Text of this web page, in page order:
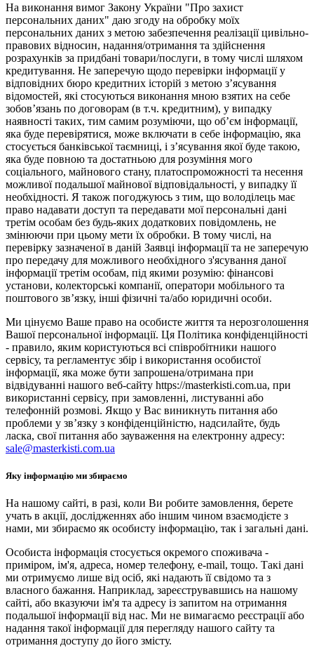
На виконання вимог Закону України "Про захист
персональних даних" даю згоду на обробку моїх
персональних даних з метою забезпечення реалізації цивільно-
правових відносин, надання/отримання та здійснення
розрахунків за придбані товари/послуги, в тому числі шляхом
кредитування. Не заперечую щодо перевірки інформації у
відповідних бюро кредитних історій з метою з’ясування
відомостей, які стосуються виконання мною взятих на себе
зобов’язань по договорам (в т.ч. кредитним), у випадку
наявності таких, тим самим розуміючи, що об’єм інформації,
яка буде перевірятися, може включати в себе інформацію, яка
стосується банківської таємниці, і з’ясування якої буде такою,
яка буде повною та достатньою для розуміння мого
соціального, майнового стану, платоспроможності та несення
можливої подальшої майнової відповідальності, у випадку її
необхідності. Я також погоджуюсь з тим, що володілець має
право надавати доступ та передавати мої персональні дані
третім особам без будь-яких додаткових повідомлень, не
змінюючи при цьому мети їх обробки. В тому числі, на
перевірку зазначеної в даній Заявці інформації та не заперечую
про передачу для можливого необхідного з'ясування даної
інформації третім особам, під якими розумію: фінансові
установи, колекторські компанії, оператори мобільного та
поштового зв’язку, інші фізичні та/або юридичні особи.
Ми цінуємо Ваше право на особисте життя та нерозголошення
Вашої персональної інформації. Ця Політика конфіденційності
- правило, яким користуються всі співробітники нашого
сервісу, та регламентує збір і використання особистої
інформації, яка може бути запрошена/отримана при
відвідуванні нашого веб-сайту https://masterkisti.com.ua, при
використанні сервісу, при замовленні, листуванні або
телефонній розмові. Якщо у Вас виникнуть питання або
проблеми у зв’язку з конфіденційністю, надсилайте, будь
ласка, свої питання або зауваження на електронну адресу:
sale@masterkisti.com.ua
Яку інформацію ми збираємо
На нашому сайті, в разі, коли Ви робите замовлення, берете
учать в акції, дослідженнях або іншим чином взаємодієте з
нами, ми збираємо як особисту інформацію, так і загальні дані.
Особиста інформація стосується окремого споживача -
приміром, ім'я, адреса, номер телефону, e-mail, тощо. Такі дані
ми отримуємо лише від осіб, які надають її свідомо та з
власного бажання. Наприклад, зареєструвавшись на нашому
сайті, або вказуючи ім'я та адресу із запитом на отримання
подальшої інформації від нас. Ми не вимагаємо реєстрації або
надання такої інформації для перегляду нашого сайту та
отримання доступу до його змісту.